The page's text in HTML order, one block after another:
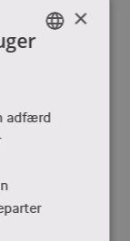
basis
relevant
konsulent,
×
adfærd